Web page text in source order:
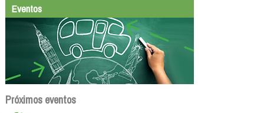
Eventos
Próximos eventos